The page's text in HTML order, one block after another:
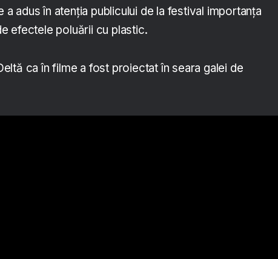
adus în atenția publicului de la festival importanța
efectele poluării cu plastic.
ca în filme a fost proiectat în seara galei de